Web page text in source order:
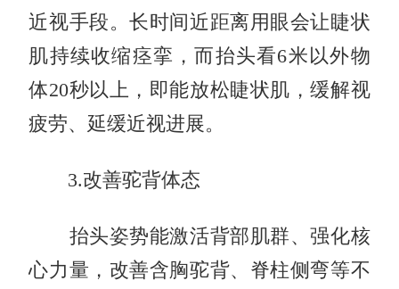
近视手段。长时间近距离用眼会让睫状
肌持续收缩痉挛，而抬头看6米以外物
体20秒以上，即能放松睫状肌，缓解视
疲劳、延缓近视进展。
3.改善驼背体态
抬头姿势能激活背部肌群、强化核
心力量，改善含胸驼背、脊柱侧弯等不